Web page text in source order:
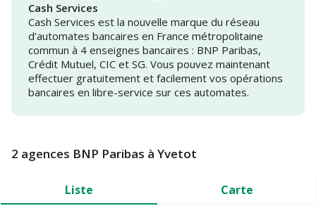
Cash Services
Cash Services est la nouvelle marque du réseau
d’automates bancaires en France métropolitaine
commun à 4 enseignes bancaires : BNP Paribas,
Crédit Mutuel, CIC et SG. Vous pouvez maintenant
effectuer gratuitement et facilement vos opérations
bancaires en libre-service sur ces automates.
2 agences BNP Paribas à Yvetot
Liste Carte